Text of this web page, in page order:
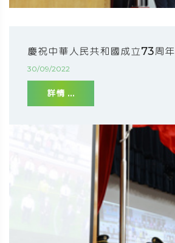
慶祝中華人民共和國成立73周年
30/09/2022
詳情 ...